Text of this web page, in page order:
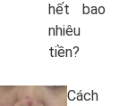
hết bao
nhiêu
tiền?
Cách